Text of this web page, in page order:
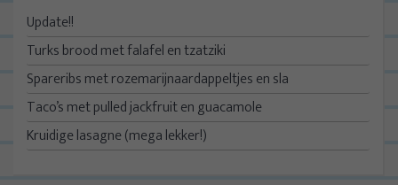
Update!!
Turks brood met falafel en tzatziki
Spareribs met rozemarijnaardappeltjes en sla
Taco’s met pulled jackfruit en guacamole
Kruidige lasagne (mega lekker!)